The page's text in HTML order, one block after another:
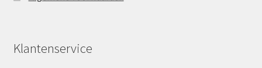
Klantenservice